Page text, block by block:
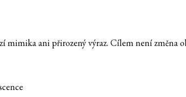
mimika ani přirozený výraz. Cílem není změna